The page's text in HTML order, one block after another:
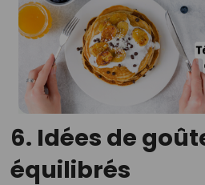
6. Idées de
équilibrés